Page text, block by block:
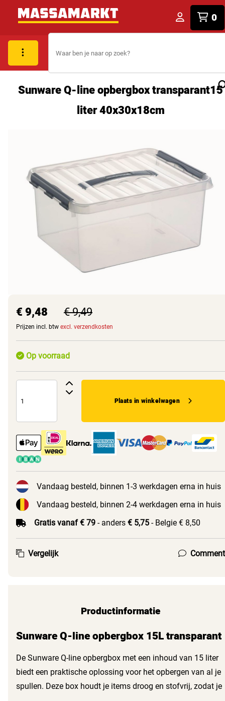
0
Sunware Q-line opbergbox transparant15
liter 40x30x18cm
€ 9,48 € 9,49
Prijzen incl. btw excl. verzendkosten
Op voorraad
Plaats in winkelwagen
Vandaag besteld, binnen 1-3 werkdagen erna in huis
Vandaag besteld, binnen 2-4 werkdagen erna in huis
Gratis vanaf € 79 - anders € 5,75 - Belgie € 8,50
Vergelijk Comment
Productinformatie
Sunware Q-line opbergbox 15L transparant
De Sunware Q-line opbergbox met een inhoud van 15 liter
biedt een praktische oplossing voor het opbergen van al je
spullen. Deze box houdt je items droog en stofvrij, zodat je